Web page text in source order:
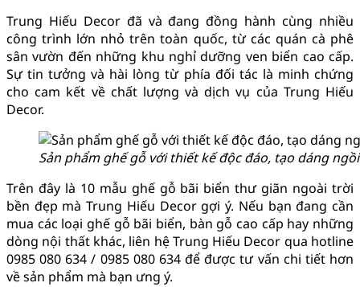
Trung Hiếu Decor đã và đang đồng hành cùng nhiều
công trình lớn nhỏ trên toàn quốc, từ các quán cà phê
sân vườn đến những khu nghỉ dưỡng ven biển cao cấp.
Sự tin tưởng và hài lòng từ phía đối tác là minh chứng
cho cam kết về chất lượng và dịch vụ của Trung Hiếu
Decor.
Sản phẩm ghế gỗ với thiết kế độc đáo, tạo dáng
Trên đây là 10 mẫu ghế gỗ bãi biển thư giãn ngoài trời
bền đẹp mà Trung Hiếu Decor gợi ý. Nếu bạn đang cần
mua các loại ghế gỗ bãi biển, bàn gỗ cao cấp hay những
dòng nội thất khác, liên hệ Trung Hiếu Decor qua hotline
0985 080 634 / 0985 080 634 để được tư vấn chi tiết hơn
về sản phẩm mà bạn ưng ý.